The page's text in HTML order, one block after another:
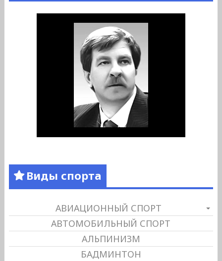
Виды спорта
АВИАЦИОННЫЙ СПОРТ
АВТОМОБИЛЬНЫЙ СПОРТ
АЛЬПИНИЗМ
БАДМИНТОН